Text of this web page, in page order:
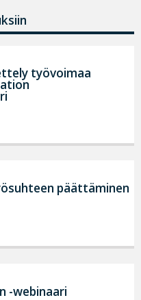
työvoimaa
päättäminen
-webinaari